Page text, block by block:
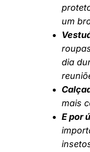
um
dia
mais
E por